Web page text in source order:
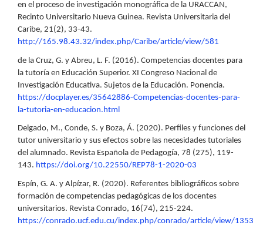
en el proceso de investigación monográfica de la URACCAN,
Recinto Universitario Nueva Guinea. Revista Universitaria del
Caribe, 21(2), 33-43.
http://165.98.43.32/index.php/Caribe/article/view/581
de la Cruz, G. y Abreu, L. F. (2016). Competencias docentes para
la tutoría en Educación Superior. XI Congreso Nacional de
Investigación Educativa. Sujetos de la Educación. Ponencia.
https://docplayer.es/35642886-Competencias-docentes-para-
la-tutoria-en-educacion.html
Delgado, M., Conde, S. y Boza, Á. (2020). Perfiles y funciones del
tutor universitario y sus efectos sobre las necesidades tutoriales
del alumnado. Revista Española de Pedagogía, 78 (275), 119-
143. https://doi.org/10.22550/REP78-1-2020-03
Espín, G. A. y Alpízar, R. (2020). Referentes bibliográficos sobre
formación de competencias pedagógicas de los docentes
universitarios. Revista Conrado, 16(74), 215-224.
https://conrado.ucf.edu.cu/index.php/conrado/article/view/1353